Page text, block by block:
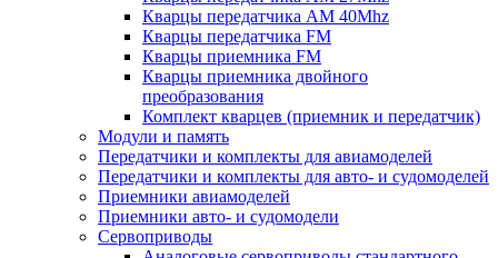
Кварцы передатчика AM 40Mhz
Кварцы передатчика FM
Кварцы приемника FM
Кварцы приемника двойного
преобразования
Комплект кварцев (приемник и передатчик)
Модули и память
Передатчики и комплекты для авиамоделей
Передатчики и комплекты для авто- и судомоделей
Приемники авиамоделей
Приемники авто- и судомодели
Сервоприводы